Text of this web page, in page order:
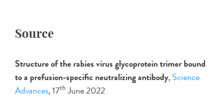
Source
Structure of the rabies virus glycoprotein trimer bound
to a prefusion-specific neutralizing antibody,Science
Advances, 17th June 2022